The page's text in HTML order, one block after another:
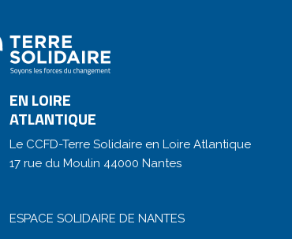
EN LOIRE
ATLANTIQUE
Le CCFD-Terre Solidaire en Loire Atlantique
17 rue du Moulin 44000 Nantes
ESPACE SOLIDAIRE DE NANTES